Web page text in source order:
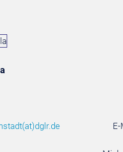
(at)dglr.de